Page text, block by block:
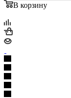
В корзину